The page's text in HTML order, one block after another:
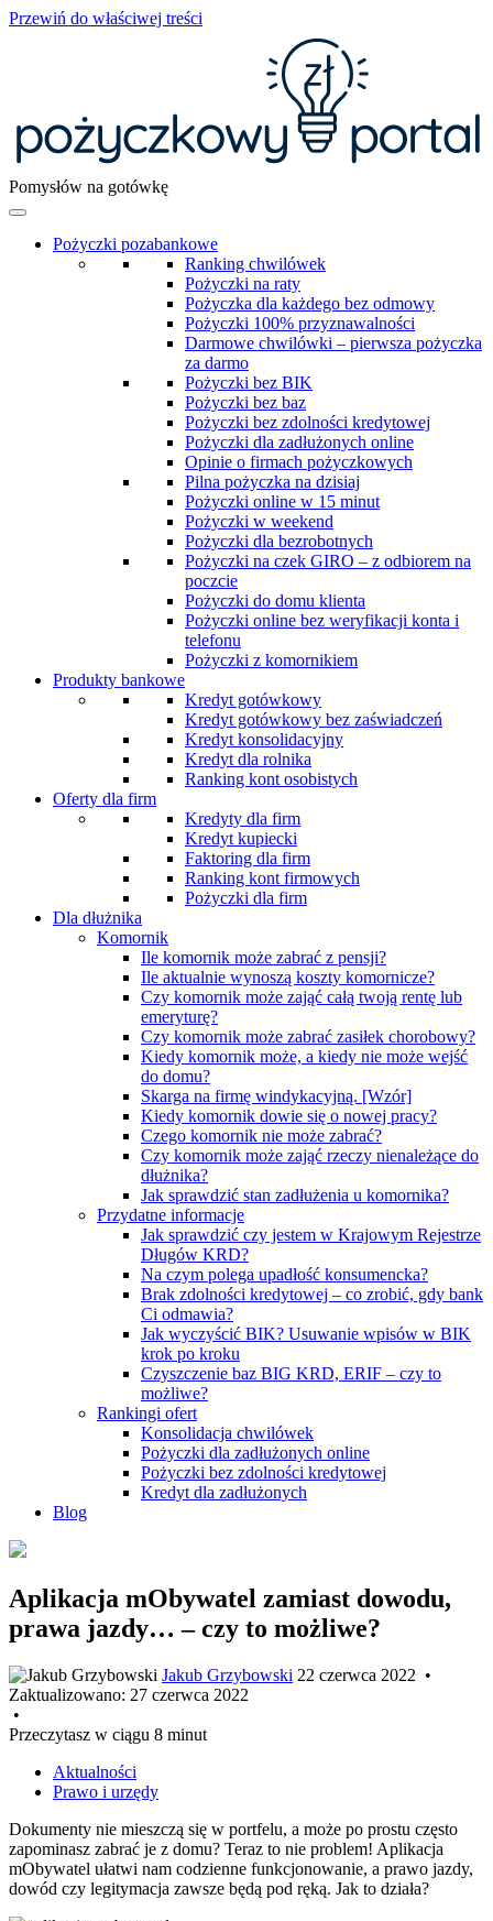
Przewiń do właściwej treści
Pomysłów na gotówkę
Pożyczki pozabankowe
Ranking chwilówek
Pożyczki na raty
Pożyczka dla każdego bez odmowy
Pożyczki 100% przyznawalności
Darmowe chwilówki – pierwsza pożyczka
za darmo
Pożyczki bez BIK
Pożyczki bez baz
Pożyczki bez zdolności kredytowej
Pożyczki dla zadłużonych online
Opinie o firmach pożyczkowych
Pilna pożyczka na dzisiaj
Pożyczki online w 15 minut
Pożyczki w weekend
Pożyczki dla bezrobotnych
Pożyczki na czek GIRO – z odbiorem na
poczcie
Pożyczki do domu klienta
Pożyczki online bez weryfikacji konta i
telefonu
Pożyczki z komornikiem
Produkty bankowe
Kredyt gotówkowy
Kredyt gotówkowy bez zaświadczeń
Kredyt konsolidacyjny
Kredyt dla rolnika
Ranking kont osobistych
Oferty dla firm
Kredyty dla firm
Kredyt kupiecki
Faktoring dla firm
Ranking kont firmowych
Pożyczki dla firm
Dla dłużnika
Komornik
Ile komornik może zabrać z pensji?
Ile aktualnie wynoszą koszty komornicze?
Czy komornik może zająć całą twoją rentę lub
emeryturę?
Czy komornik może zabrać zasiłek chorobowy?
Kiedy komornik może, a kiedy nie może wejść
do domu?
Skarga na firmę windykacyjną. [Wzór]
Kiedy komornik dowie się o nowej pracy?
Czego komornik nie może zabrać?
Czy komornik może zająć rzeczy nienależące do
dłużnika?
Jak sprawdzić stan zadłużenia u komornika?
Przydatne informacje
Jak sprawdzić czy jestem w Krajowym Rejestrze
Długów KRD?
Na czym polega upadłość konsumencka?
Brak zdolności kredytowej – co zrobić, gdy bank
Ci odmawia?
Jak wyczyścić BIK? Usuwanie wpisów w BIK
krok po kroku
Czyszczenie baz BIG KRD, ERIF – czy to
możliwe?
Rankingi ofert
Konsolidacja chwilówek
Pożyczki dla zadłużonych online
Pożyczki bez zdolności kredytowej
Kredyt dla zadłużonych
Blog
Aplikacja mObywatel zamiast dowodu,
prawa jazdy… – czy to możliwe?
Jakub Grzybowski 22 czerwca 2022 •
Zaktualizowano: 27 czerwca 2022
•
Przeczytasz w ciągu 8 minut
Aktualności
Prawo i urzędy
Dokumenty nie mieszczą się w portfelu, a może po prostu często
zapominasz zabrać je z domu? Teraz to nie problem! Aplikacja
mObywatel ułatwi nam codzienne funkcjonowanie, a prawo jazdy,
dowód czy legitymacja zawsze będą pod ręką. Jak to działa?